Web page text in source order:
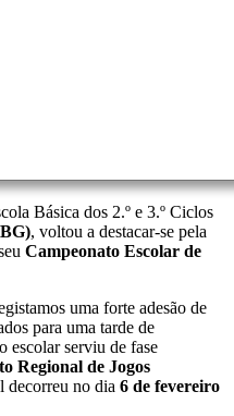
Básica dos 2.º e 3.º Ciclos
, voltou a destacar-se pela
Campeonato Escolar de
uma forte adesão de
para uma tarde de
escolar serviu de fase
Regional de Jogos
decorreu no dia 6 de fevereiro